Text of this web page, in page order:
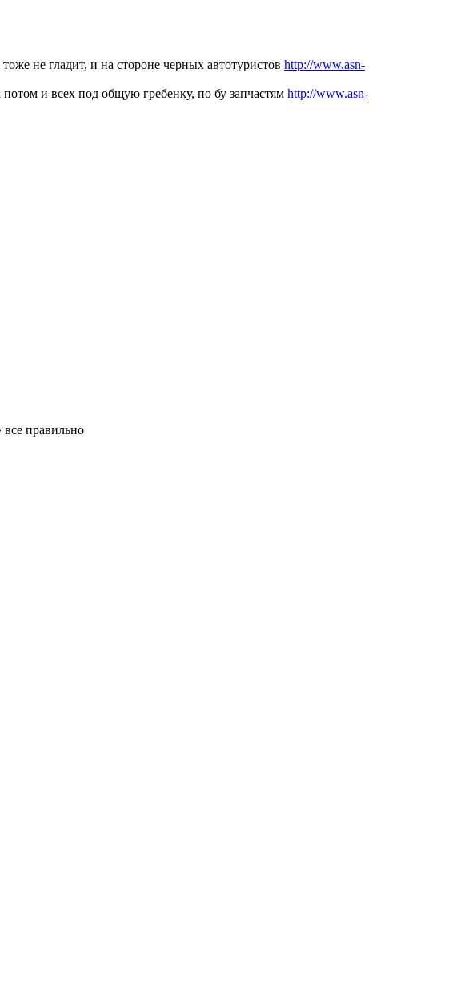
не гладит, и на стороне черных автотуристов http://www.asn-
и всех под общую гребенку, по бу запчастям http://www.asn-
правильно